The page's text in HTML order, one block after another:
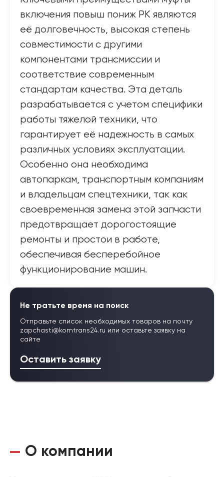
включения повыш пониж РК являются
её долговечность, высокая степень
совместимости с другими
компонентами трансмиссии и
соответствие современным
стандартам качества. Эта деталь
разрабатывается с учетом специфики
работы тяжелой техники, что
гарантирует её надежность в самых
различных условиях эксплуатации.
Особенно она необходима
автопаркам, транспортным компаниям
и владельцам спецтехники, так как
своевременная замена этой запчасти
предотвращает дорогостоящие
ремонты и простои в работе,
обеспечивая бесперебойное
функционирование машин.
Не тратьте время на поиск
Отправьте список необходимых товаров на почту
zapchasti@komtrans24.ru или оставьте заявку на
сайте
Оставить заявку
О компании